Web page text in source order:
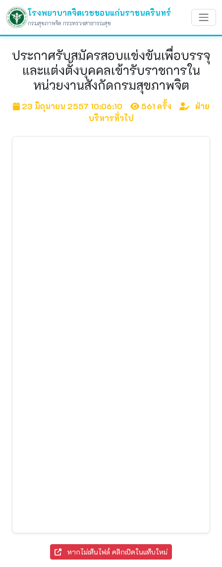
โรงพยาบาลจิตเวชขอนแก่นราชนครินทร์
กรมสุขภาพจิต กระทรวงสาธารณสุข
ประกาศรับสมัครสอบแข่งขันเพื่อบรรจุ
และแต่งตั้งบุคคลเข้ารับราชการใน
หน่วยงานสังกัดกรมสุขภาพจิต
23 มิถุนายน 2557 10:06:10 561 ครั้ง
ฝ่าย
บริหารทั่วไป
หากไม่เห็นไฟล์ คลิกเปิดในแท็บใหม่